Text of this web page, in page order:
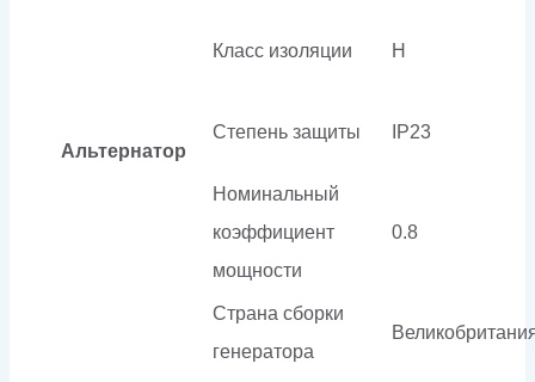
Альтернатор
Класс изоляции H
Степень защиты IP23
Номинальный
коэффициент
мощности
0.8
Страна сборки
генератора